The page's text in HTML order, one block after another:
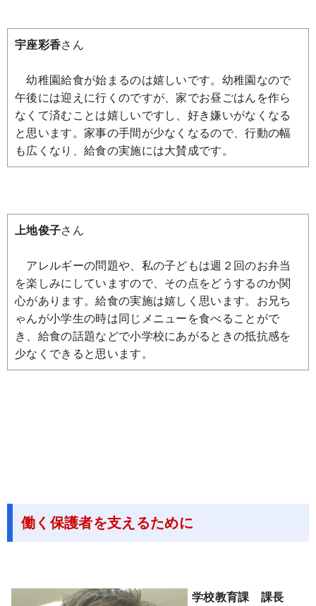
宇座彩香さん
幼稚園給食が始まるのは嬉しいです。幼稚園なので
午後には迎えに行くのですが、家でお昼ごはんを作ら
なくて済むことは嬉しいですし、好き嫌いがなくなる
と思います。家事の手間が少なくなるので、行動の幅
も広くなり、給食の実施には大賛成です。
上地俊子さん
アレルギーの問題や、私の子どもは週２回のお弁当
を楽しみにしていますので、その点をどうするのか関
心があります。給食の実施は嬉しく思います。お兄ち
ゃんが小学生の時は同じメニューを食べることがで
き、給食の話題などで小学校にあがるときの抵抗感を
少なくできると思います。
働く保護者を支えるために
学校教育課 課長